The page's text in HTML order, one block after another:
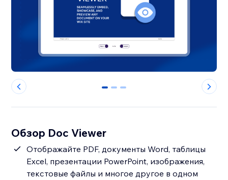
0 1 2
Обзор Doc Viewer
Отображайте PDF, документы Word, таблицы
Excel, презентации PowerPoint, изображения,
текстовые файлы и многое другое в одном